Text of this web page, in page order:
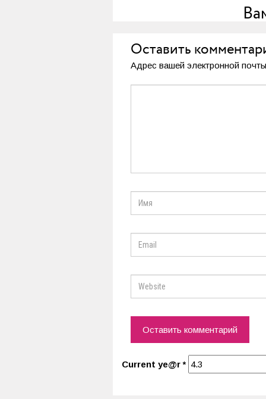
Оставить
Адрес вашей электронной
Current ye@r*